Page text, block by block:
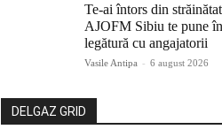
Te-ai întors din
AJOFM Sibiu te pune în
legătură cu angajatorii
Vasile Antipa - 6 august 2026
DELGAZ GRID